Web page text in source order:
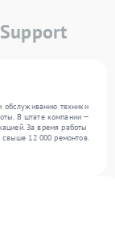
обслуживанию техники
В штате компании —
За время работы
12 000 ремонтов.
включая , , . Мы
высокий стандарт